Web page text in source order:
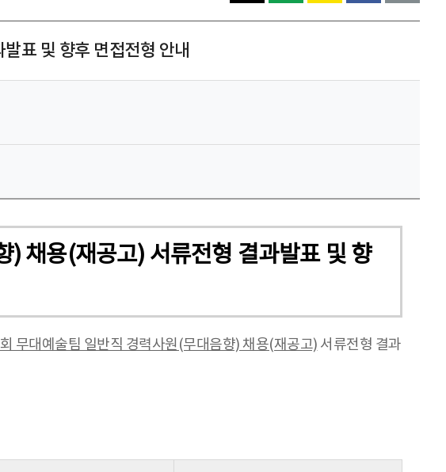
표 및 향후 면접전형 안내
채용(재공고) 서류전형 결과발표 및 향
무대예술팀 일반직 경력사원(무대음향) 채용(재공고) 서류전형 결과